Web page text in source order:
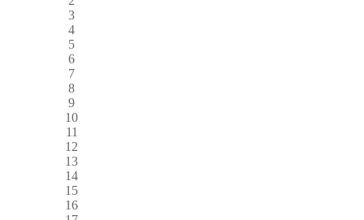
3
4
5
6
7
8
9
10
11
12
13
14
15
16